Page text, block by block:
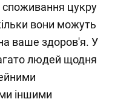
споживання цукру
вони можуть
ваше здоров'я. У
людей щодня
іншими